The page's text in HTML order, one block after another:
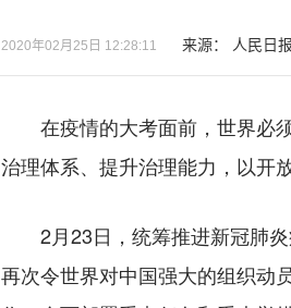
2020年02月25日 12:28:11 来源： 人民日
在疫情的大考面前，世界必
治理体系、提升治理能力，以开
2月23日，统筹推进新冠肺炎
再次令世界对中国强大的组织动